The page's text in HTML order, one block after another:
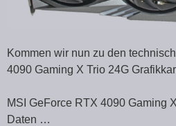
Kommen wir nun zu den
4090 Gaming X Trio 24G
MSI GeForce RTX 4090 Gaming
Daten …